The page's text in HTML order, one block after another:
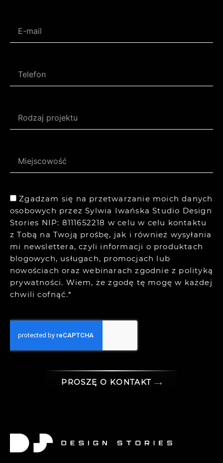
Zgadzam się na przetwarzanie moich danych
osobowych przez Sylwia Iwańska Studio Design
Stories NIP: 8111652218 w celu w celu kontaktu
z Tobą na Twoją prośbę, jak i również wysyłania
mi newslettera, czyli informacji o produktach
blogowych, usługach, promocjach lub
nowościach oraz webinarach zgodnie z polityką
prywatności. Wiem, że zgodę tę mogę w każdej
chwili cofnąć.*
PROSZĘ O KONTAKT